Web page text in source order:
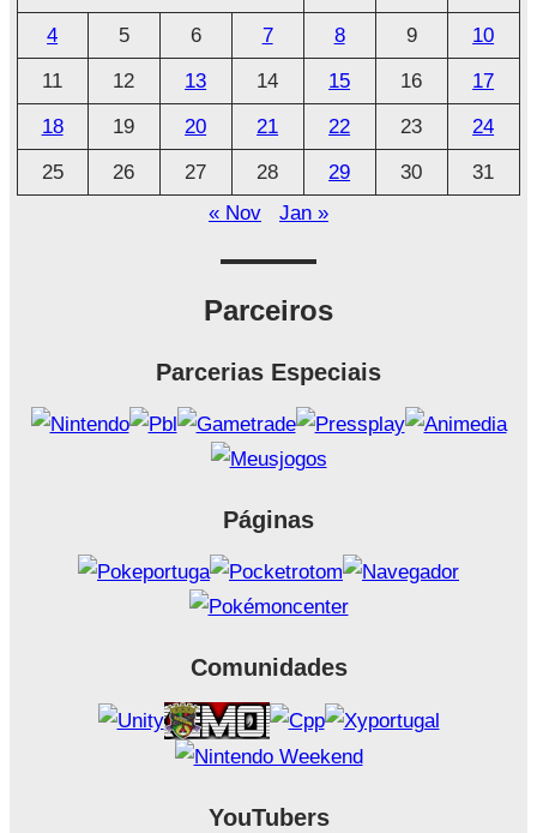
v
o
4
5 6 7 8 9
10
11
12 13 14 15 16
17
18
19 20 21 22 23
24
25
26 27 28 29 30
31
« Nov
Jan »
Parceiros
Parcerias Especiais
Páginas
Comunidades
YouTubers